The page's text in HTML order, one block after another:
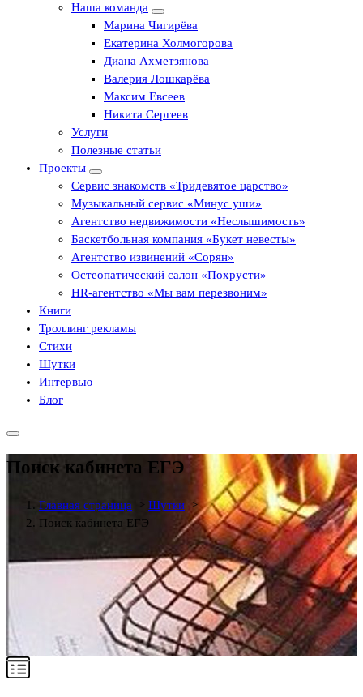
Наша команда
Марина Чигирёва
Екатерина Холмогорова
Диана Ахметзянова
Валерия Лошкарёва
Максим Евсеев
Никита Сергеев
Услуги
Полезные статьи
Проекты
Сервис знакомств «Тридевятое царство»
Музыкальный сервис «Минус уши»
Агентство недвижимости «Неслышимость»
Баскетбольная компания «Букет невесты»
Агентство извинений «Сорян»
Остеопатический салон «Похрусти»
HR-агентство «Мы вам перезвоним»
Книги
Троллинг рекламы
Стихи
Шутки
Интервью
Блог
Поиск кабинета ЕГЭ
Главная страница > Шутки >
Поиск кабинета ЕГЭ